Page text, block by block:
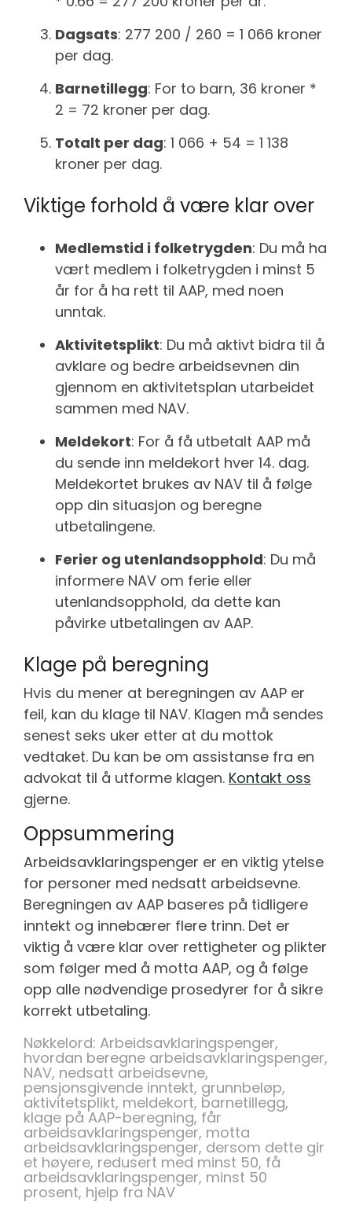
Dagsats: 277 200 / 260 = 1 066 kroner
per dag.
Barnetillegg: For to barn, 36 kroner *
2 = 72 kroner per dag.
Totalt per dag: 1 066 + 54 = 1 138
kroner per dag.
Viktige forhold å være klar over
Medlemstid i folketrygden: Du må ha
vært medlem i folketrygden i minst 5
år for å ha rett til AAP, med noen
unntak.
Aktivitetsplikt: Du må aktivt bidra til å
avklare og bedre arbeidsevnen din
gjennom en aktivitetsplan utarbeidet
sammen med NAV.
Meldekort: For å få utbetalt AAP må
du sende inn meldekort hver 14. dag.
Meldekortet brukes av NAV til å følge
opp din situasjon og beregne
utbetalingene.
Ferier og utenlandsopphold: Du må
informere NAV om ferie eller
utenlandsopphold, da dette kan
påvirke utbetalingen av AAP.
Klage på beregning
Hvis du mener at beregningen av AAP er
feil, kan du klage til NAV. Klagen må sendes
senest seks uker etter at du mottok
vedtaket. Du kan be om assistanse fra en
advokat til å utforme klagen. Kontakt oss
gjerne.
Oppsummering
Arbeidsavklaringspenger er en viktig ytelse
for personer med nedsatt arbeidsevne.
Beregningen av AAP baseres på tidligere
inntekt og innebærer flere trinn. Det er
viktig å være klar over rettigheter og plikter
som følger med å motta AAP, og å følge
opp alle nødvendige prosedyrer for å sikre
korrekt utbetaling.
Nøkkelord: Arbeidsavklaringspenger,
hvordan beregne arbeidsavklaringspenger,
NAV, nedsatt arbeidsevne,
pensjonsgivende inntekt, grunnbeløp,
aktivitetsplikt, meldekort, barnetillegg,
klage på AAP-beregning, får
arbeidsavklaringspenger, motta
arbeidsavklaringspenger, dersom dette gir
et høyere, redusert med minst 50, få
arbeidsavklaringspenger, minst 50
prosent, hjelp fra NAV